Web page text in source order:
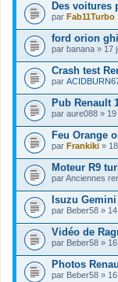
s
)
j
o
i
n
t
(
s
e
r
s
)
j
o
i
n
t
(
s
c
h
i
e
r
s
)
j
o
i
n
t
(
s
Des voitures
par Fab11Turbo
ford orion
par banana » 17
Crash test
par
Pub Renault
par aure088 » 19
Feu Orange
par Frankiki »
Moteur R9
parAnciennes
Isuzu Gemini
par Beber58 »
Vidéo de
par Beber58 »
Photos
par Beber58 »